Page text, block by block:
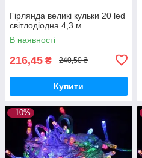
Гірлянда великі кульки 20 led
світлодіодна 4,3 м
В наявності
216,45 ₴ 240,50 ₴
Купити
–10%